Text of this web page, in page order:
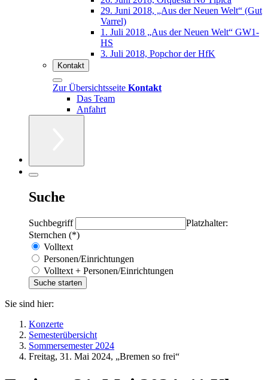
29. Juni 2018, „Aus der Neuen Welt“ (Gut
Varrel)
1. Juli 2018 „Aus der Neuen Welt“ GW1-
HS
3. Juli 2018, Popchor der HfK
Kontakt
Zur Übersichtsseite Kontakt
Das Team
Anfahrt
Suche
Suchbegriff
Platzhalter:
Sternchen (*)
Volltext
Personen/Einrichtungen
Volltext + Personen/Einrichtungen
Sie sind hier:
Konzerte
Semesterübersicht
Sommersemester 2024
Freitag, 31. Mai 2024, „Bremen so frei“